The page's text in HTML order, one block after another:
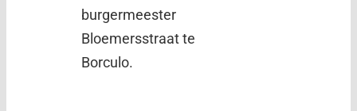
burgermeester
Bloemersstraat te
Borculo.